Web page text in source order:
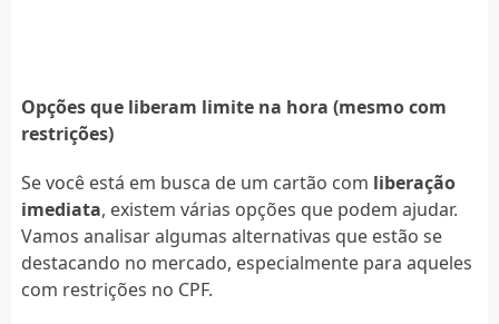
Opções que liberam limite na hora (mesmo com
restrições)
Se você está em busca de um cartão com liberação
imediata, existem várias opções que podem ajudar.
Vamos analisar algumas alternativas que estão se
destacando no mercado, especialmente para aqueles
com restrições no CPF.